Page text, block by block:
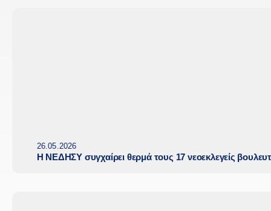
26.05.2026
Η ΝΕΔΗΣΥ συγχαίρει θερμά τους 17 νεοεκλεγείς